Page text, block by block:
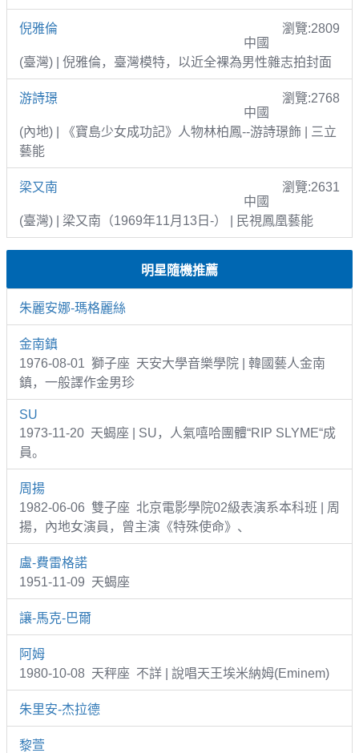
倪雅倫
瀏覽:2809
中國
(臺灣) | 倪雅倫，臺灣模特，以近全裸為男性雜志拍封面
游詩璟
瀏覽:2768
中國
(內地) | 《寶島少女成功記》人物林柏鳳--游詩璟飾 | 三立
藝能
梁又南
瀏覽:2631
中國
(臺灣) | 梁又南（1969年11月13日-） | 民視鳳凰藝能
明星隨機推薦
朱麗安娜-瑪格麗絲
金南鎮
1976-08-01 獅子座 天安大學音樂學院 | 韓國藝人金南
鎮，一般譯作金男珍
SU
1973-11-20 天蝎座 | SU，人氣嘻哈團體“RIP SLYME“成
員。
周揚
1982-06-06 雙子座 北京電影學院02級表演系本科班 | 周
揚，內地女演員，曾主演《特殊使命》、
盧-費雷格諾
1951-11-09 天蝎座
讓-馬克-巴爾
阿姆
1980-10-08 天秤座 不詳 | 說唱天王埃米納姆(Eminem)
朱里安-杰拉德
黎萱